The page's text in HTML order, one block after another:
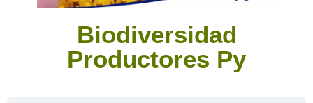
Biodiversidad
Productores Py